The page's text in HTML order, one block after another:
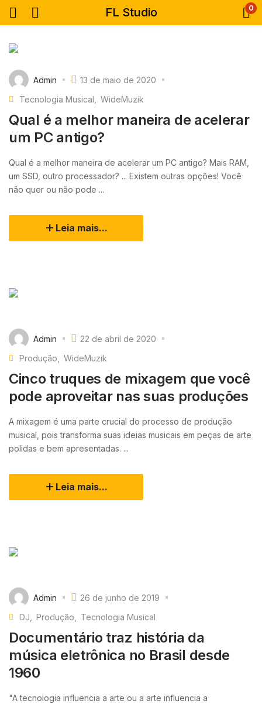
FL Studio 0
Admin
13 de maio de 2020
Tecnologia Musical
WideMuzik
Qual é a melhor maneira de acelerar
um PC antigo?
Qual é a melhor maneira de acelerar um PC antigo? Mais RAM,
um SSD, outro processador? ... Existem outras opções! Você
não quer ou não pode ...
Leia mais...
Admin
22 de abril de 2020
Produção
WideMuzik
Cinco truques de mixagem que você
pode aproveitar nas suas produções
A mixagem é uma parte crucial do processo de produção
musical, pois transforma suas ideias musicais em peças de arte
polidas e bem apresentadas. ...
Leia mais...
Admin
26 de junho de 2019
DJ
Produção Tecnologia Musical
Documentário traz história da
música eletrônica no Brasil desde
1960
"A tecnologia influencia a arte ou a arte influencia a